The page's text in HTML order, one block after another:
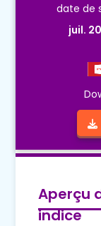
date de
juil.
Aperçu
indice